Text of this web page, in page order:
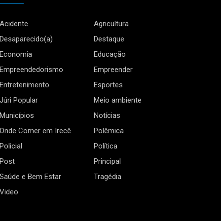
Acidente
Agricultura
Desaparecido(a)
Destaque
Economia
Educação
Empreendedorismo
Empreender
Entretenimento
Esportes
Júri Popular
Meio ambiente
Municípios
Notícias
Onde Comer em Irecê
Polêmica
Policial
Política
Post
Principal
Saúde e Bem Estar
Tragédia
Video